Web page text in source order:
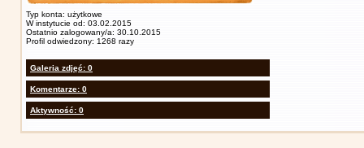
Typ konta: użytkowe
W instytucie od: 03.02.2015
Ostatnio zalogowany/a: 30.10.2015
Profil odwiedzony: 1268 razy
Galeria zdjęć: 0
Komentarze: 0
Aktywność: 0